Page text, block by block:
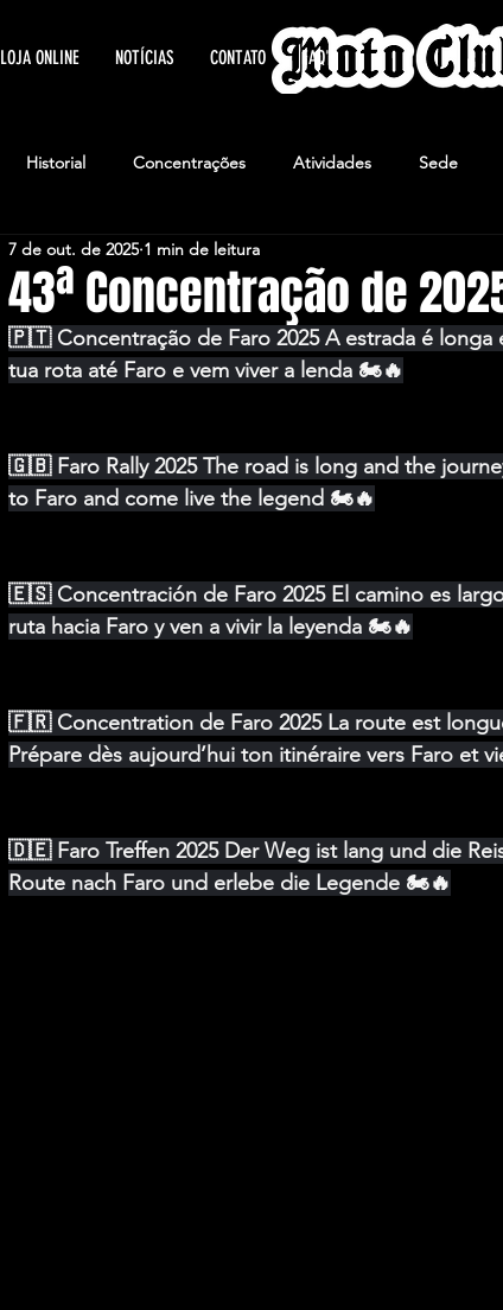
LOJA ONLINE NOTÍCIAS CONTATO FAQ's
Historial Concentrações Atividades Sede
43ª Concentração de
7 de out. de 2025 1 min de leitura
🇵🇹 Concentração de Faro 2025 A estrada é longa
tua rota até Faro e vem viver a lenda 🏍️🔥
🇬🇧 Faro Rally 2025 The road is long and the
to Faro and come live the legend 🏍️🔥
🇪🇸 Concentración de Faro 2025 El camino es
ruta hacia Faro y ven a vivir la leyenda 🏍️🔥
🇫🇷 Concentration de Faro 2025 La route est
Prépare dès aujourd’hui ton itinéraire vers Faro et
🇩🇪 Faro Treffen 2025 Der Weg ist lang und die
Route nach Faro und erlebe die Legende 🏍️🔥